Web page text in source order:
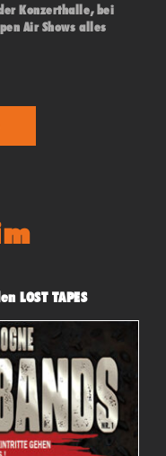
Konzerthalle, bei
Air Shows alles
LOST TAPES